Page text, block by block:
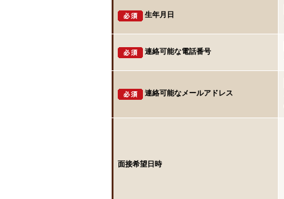
生年月日
連絡可能な電話番号
連絡可能なメールアドレス
面接希望日時